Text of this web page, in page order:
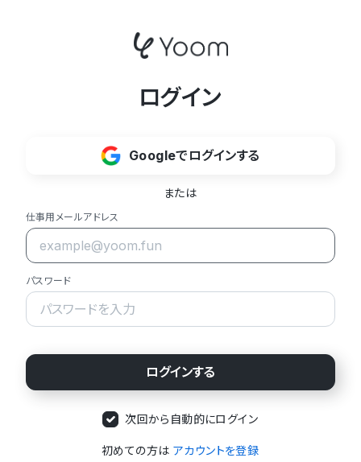
ログイン
Googleでログインする
または
仕事用メールアドレス
パスワード
次回から自動的にログイン
初めての方は アカウントを登録